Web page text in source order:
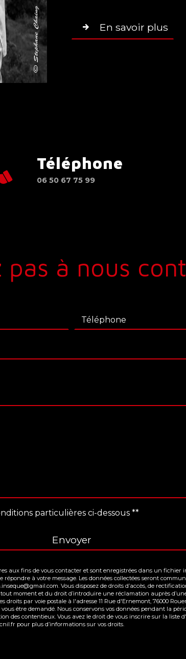
En savoir plus
Téléphone
06 50 67 75 99
pas à nous
particulières ci-dessous **
Envoyer
aux fins de vous contacter et sont enregistrées dans un fichier
répondre à votre message. Les données collectées seront
Vous disposez de droits d’accès, de
moment et du droit d’introduire une réclamation auprès
droits par voie postale à l'adresse 11 Rue d'Ernemont, 76000
être demandé. Nous conservons vos données pendant la
des contentieux. Vous avez le droit de vous inscrire sur la liste
cnil.fr pour plus d’informations sur vos droits.